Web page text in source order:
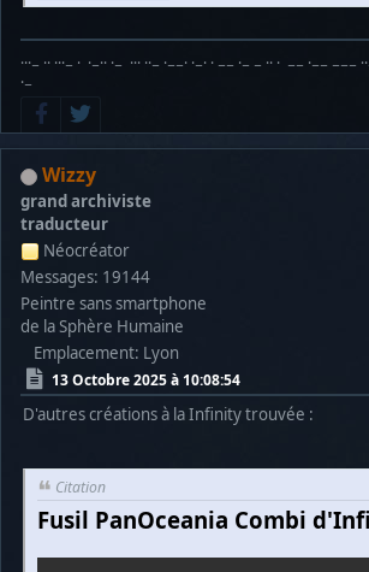
···− ·· ···− · ·−·· ·− ··· ··− ·−−· ·−· · −− ·− − ·· · −− ·−− −−− ··−
·−
Wizzy
grand archiviste
traducteur
Néocréator
Messages: 19144
Peintre sans smartphone
de la Sphère Humaine
Emplacement: Lyon
13 Octobre 2025 à 10:08:54
D'autres créations à la Infinity trouvée :
Citation
Fusil PanOceania Combi